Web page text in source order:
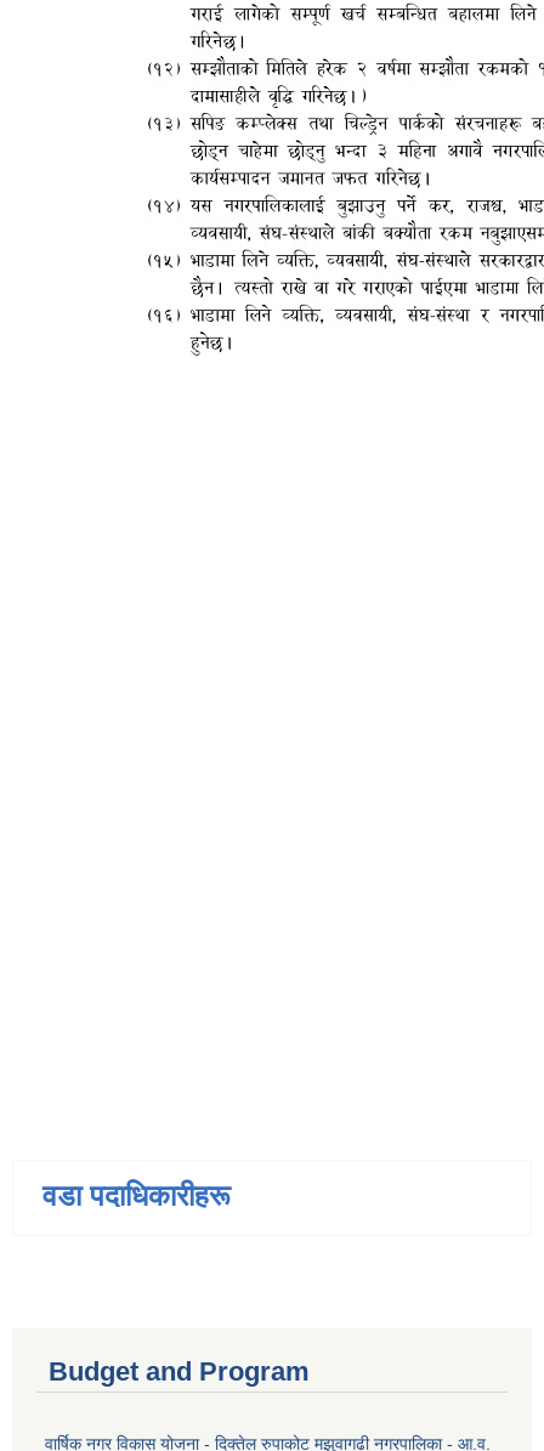
वडा पदाधिकारीहरू
Budget and Program
वार्षिक नगर विकास योजना - दिक्तेल रुपाकोट मझुवागढी नगरपालिका - आ.व.